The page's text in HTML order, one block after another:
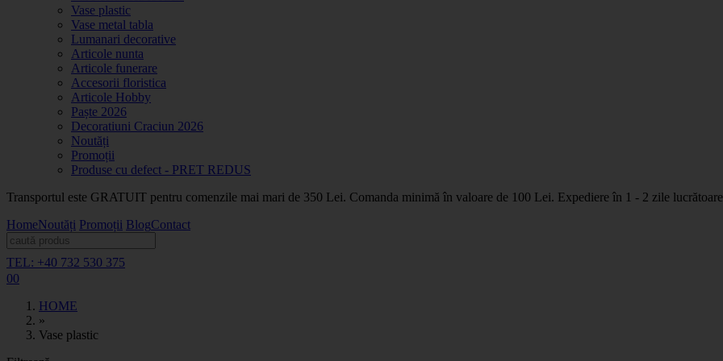
Vase plastic
Vase metal tabla
Lumanari decorative
Articole nunta
Articole funerare
Accesorii floristica
Articole Hobby
Paște 2026
Decoratiuni Craciun 2026
Noutăți
Promoții
Produse cu defect - PRET REDUS
Transportul este GRATUIT pentru comenzile mai mari de 350 Lei. Comanda minimă în valoare de 100 Lei. Expediere în 1 - 2 zile
HomeNoutăți Promoții BlogContact
TEL: +40 732 530 375
00
HOME
»
Vase plastic